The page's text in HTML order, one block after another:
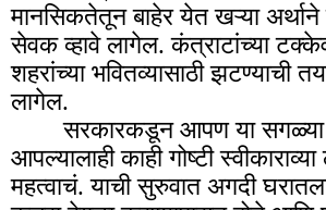
मानसिकतेतून बाहेर येत खऱ्या अर्थाने
सेवक व्हावे लागेल. कंत्राटांच्या
शहरांच्या भवितव्यासाठी झटण्याची
लागेल.
सरकारकडून आपण या सगळ्या
आपल्यालाही काही गोष्टी
महत्वाचं. याची सुरुवात अगदी